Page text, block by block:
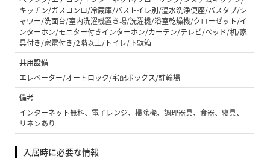
キッチン/ガスコンロ/冷蔵庫/バストイレ別/温水洗浄便座/バスタブ/シ
ャワー/洗面台/室内洗濯機置き場/洗濯機/浴室乾燥機/クローゼット/イ
ンターホン/モニター付きインターホン/カーテン/テレビ/ベッド/机/家
具付き/家電付き/2階以上/トイレ/下駄箱
共用設備
エレベーター/オートロック/宅配ボックス/駐輪場
備考
インターネット無料、電子レンジ、掃除機、調理器具、食器、寝具、
リネンあり
入居時に必要な情報